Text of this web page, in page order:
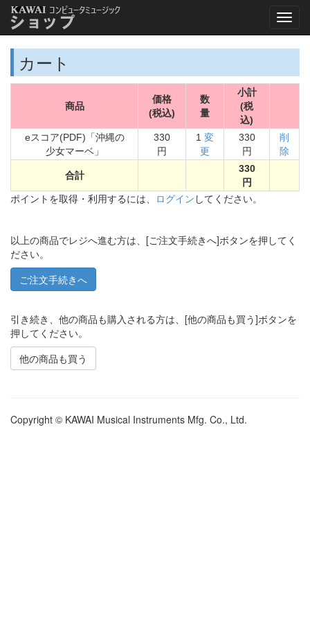
カート
商品
価格
(税込)
数
量
小計
(税
込)
eスコア(PDF)「沖縄の
少女マーベ」
330
円
1 変
更
330
円
削
除
合計
330
円
ポイントを取得・利用するには、 ログイン してください。
以上の商品でレジへ進む方は、[ご注文手続きへ]ボタンを押してく
ださい。
引き続き、他の商品も購入される方は、[他の商品も買う]ボタンを
押してください。
他の商品も買う
Copyright © KAWAI Musical Instruments Mfg. Co., Ltd.